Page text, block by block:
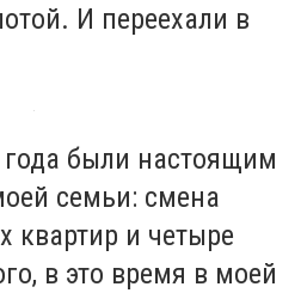
И переехали в
были настоящим
семьи: смена
квартир и четыре
в это время в моей